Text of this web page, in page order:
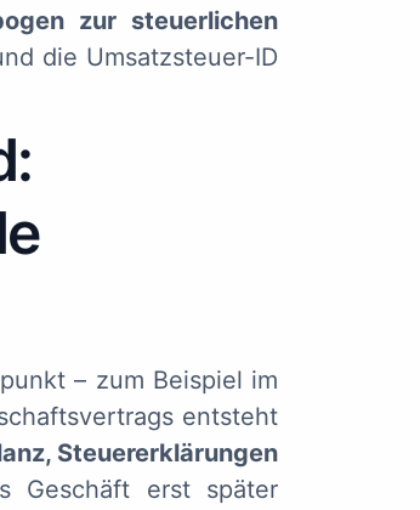
zur steuerlichen
die Umsatzsteuer-ID
– zum Beispiel im
entsteht
Steuererklärungen
Geschäft erst später